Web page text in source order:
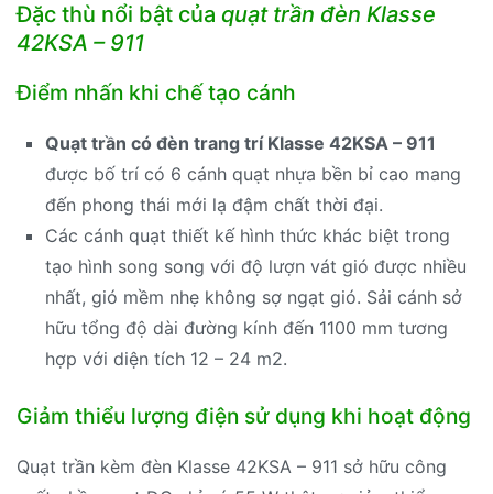
Đặc thù nổi bật của quạt trần đèn Klasse
42KSA – 911
Điểm nhấn khi chế tạo cánh
Quạt trần có đèn trang trí Klasse 42KSA – 911
được bố trí có 6 cánh quạt nhựa bền bỉ cao mang
đến phong thái mới lạ đậm chất thời đại.
Các cánh quạt thiết kế hình thức khác biệt trong
tạo hình song song với độ lượn vát gió được nhiều
nhất, gió mềm nhẹ không sợ ngạt gió. Sải cánh sở
hữu tổng độ dài đường kính đến 1100 mm tương
hợp với diện tích 12 – 24 m2.
Giảm thiểu lượng điện sử dụng khi hoạt động
Quạt trần kèm đèn Klasse 42KSA – 911 sở hữu công